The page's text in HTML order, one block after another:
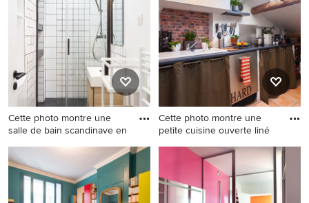
mur bleu et parquet clair.
parquet clair.
Cette photo montre une
salle de bain scandinave en
Cette photo montre une salle
de bain scandinave en bois
clair avec un placard à porte
plane, un carrelage blanc,
Cette photo montre une
petite cuisine ouverte liné
Cette photo montre une
petite cuisine ouverte
linéaire nature avec un évier
posé, un électroménager en